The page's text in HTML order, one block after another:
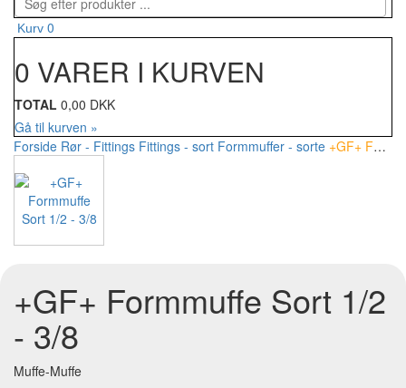
Kurv 0
0 VARER I KURVEN
TOTAL 0,00 DKK
Gå til kurven »
Forside Rør - Fittings Fittings - sort Formmuffer - sorte +GF+ Formmuffe Sort 1/2 - 3/8
+GF+ Formmuffe Sort 1/2
- 3/8
Muffe-Muffe